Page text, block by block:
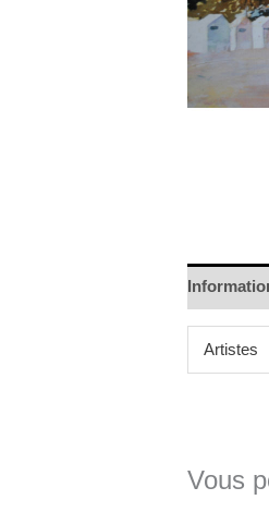
Artistes
Vous